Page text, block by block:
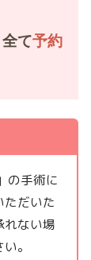
て予約
の手術に
だいた
れない場
。